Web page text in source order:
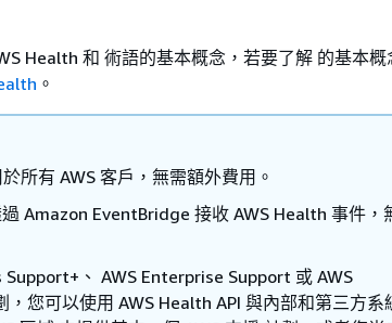
Health 和 術語的基本概念，若要了解 的基本概
。
所有 AWS 客戶，無需額外費用。
Amazon EventBridge 接收 AWS Health 事件，
Support+、 AWS Enterprise Support 或 AWS
您可以使用 AWS Health API 與內部和第三方系